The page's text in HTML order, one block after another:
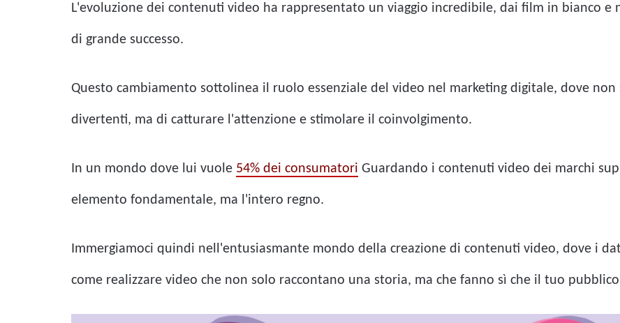
L'evoluzione dei contenuti video ha rappresentato un viaggio incredibile, dai film in bianco e
di grande successo.
Questo cambiamento sottolinea il ruolo essenziale del video nel marketing digitale, dove
divertenti, ma di catturare l'attenzione e stimolare il coinvolgimento.
In un mondo dove lui vuole 54% dei consumatori Guardando i contenuti video dei marchi
elemento fondamentale, ma l'intero regno.
Immergiamoci quindi nell'entusiasmante mondo della creazione di contenuti video, dove i
come realizzare video che non solo raccontano una storia, ma che fanno sì che il tuo